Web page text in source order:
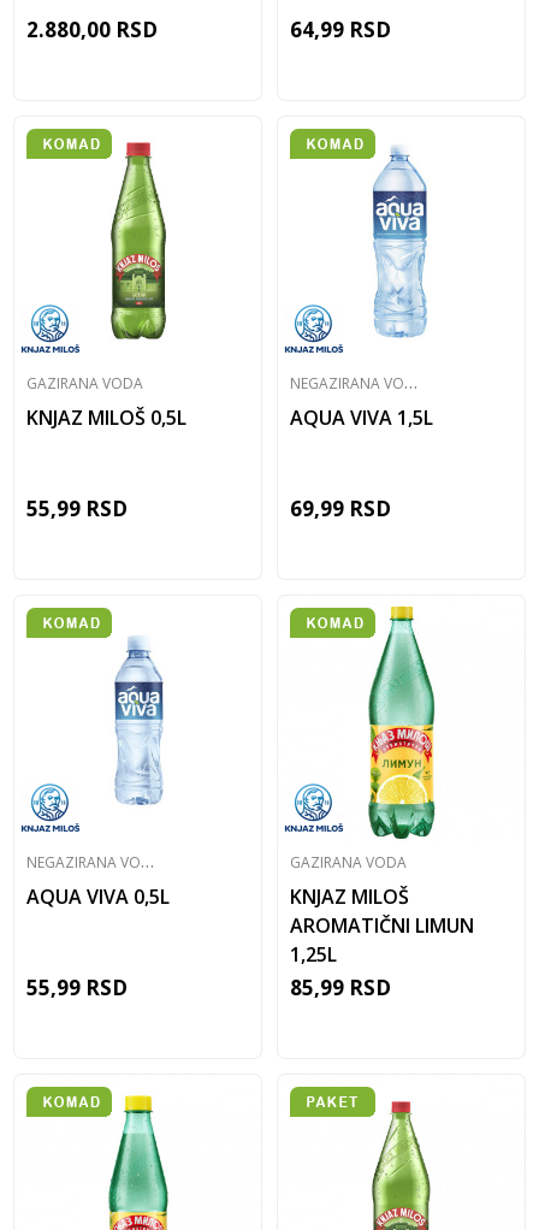
2.880,00 RSD 64,99 RSD
GAZIRANA VODA
KNJAZ MILOŠ 0,5L
55,99 RSD
N
EGAZIRANA VODA
AQUA VIVA 1,5L
69,99 RSD
N
EGAZIRANA VODA
AQUA VIVA 0,5L
55,99 RSD
GAZIRANA VODA
KNJAZ MILOŠ
AROMATIČNI LIMUN
1,25L
85,99 RSD